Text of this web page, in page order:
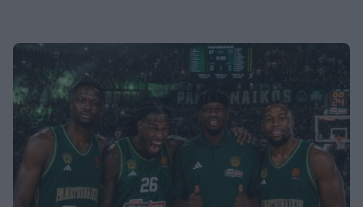
Βασίλης Μπισμπίκης: Το συγκινητικό
«αντίο» στον Νίκο Καλογερόπουλο –
«Καλό ταξίδι φίλε»
Η Αγγελική Ηλιάδη με κίτρινο μαγιό
στο σκάφος: Απόλυτες στιγμές
χαλάρωσης μέσα στο καλοκαίρι